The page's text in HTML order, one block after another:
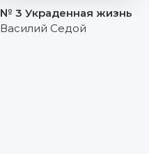
№ 3 Украденная жизнь
Василий Седой